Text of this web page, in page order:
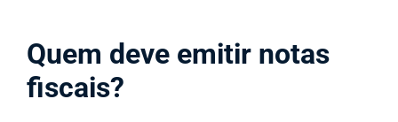
Quem deve emitir notas
fiscais?